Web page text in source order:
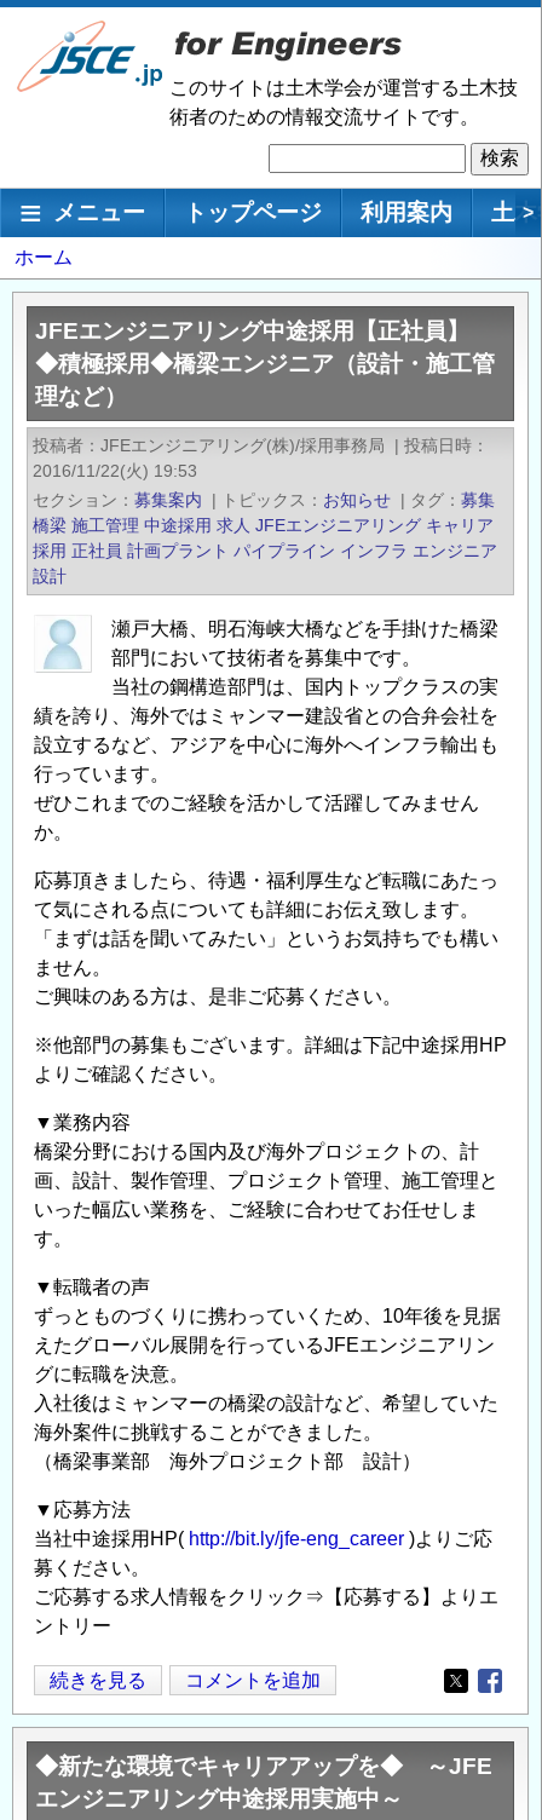
メ
ン
移
このサイトは土木学会が運営する土木技
術者のための情報交流サイトです。
索
メインナビゲーション
メニュー トップページ 利用案内 土 >
パ
ン
ず
ホーム
JFEエンジニアリング中途採用【正社員】
◆積極採用◆橋梁エンジニア（設計・施工管
理など）
投稿者 JFEエンジニアリング(株)/採用事務局 | 投稿日時
2016/11/22(火) 19:53
セクション
募集案内 | トピックス お知らせ | タグ
募集
橋梁 施工管理 中途採用 求人 JFEエンジニアリング キャリア
採用 正社員 計画プラント パイプライン インフラ エンジニア
設計
瀬戸大橋、明石海峡大橋などを手掛けた橋梁
部門において技術者を募集中です。
当社の鋼構造部門は、国内トップクラスの実
績を誇り、海外ではミャンマー建設省との合弁会社を
設立するなど、アジアを中心に海外へインフラ輸出も
行っています。
ぜひこれまでのご経験を活かして活躍してみません
か。
応募頂きましたら、待遇・福利厚生など転職にあたっ
て気にされる点についても詳細にお伝え致します。
「まずは話を聞いてみたい」というお気持ちでも構い
ません。
ご興味のある方は、是非ご応募ください。
※他部門の募集もございます。詳細は下記中途採用HP
よりご確認ください。
▼業務内容
橋梁分野における国内及び海外プロジェクトの、計
画、設計、製作管理、プロジェクト管理、施工管理と
いった幅広い業務を、ご経験に合わせてお任せしま
す。
▼転職者の声
ずっとものづくりに携わっていくため、10年後を見据
えたグローバル展開を行っているJFEエンジニアリン
グに転職を決意。
入社後はミャンマーの橋梁の設計など、希望していた
海外案件に挑戦することができました。
（橋梁事業部 海外プロジェクト部 設計）
▼応募方法
当社中途採用HP( http://bit.ly/jfe-eng_career )よりご応
募ください。
ご応募する求人情報をクリック⇒【応募する】よりエ
ントリー
JFE
エ
ン
ジ
ニ
続きを見る コメントを追加
Opens in
◆新たな環境でキャリアアップを◆ ～JFE
エンジニアリング中途採用実施中～